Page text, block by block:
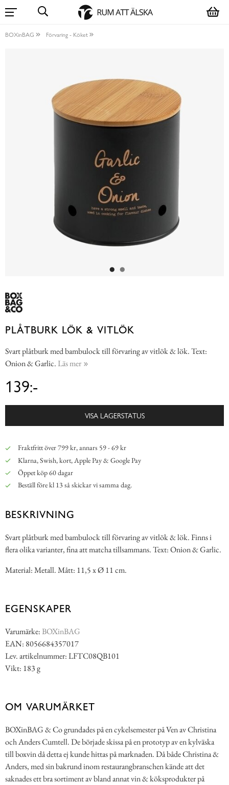
BOXinBAG Förvaring - Köket
PLÅTBURK LÖK & VITLÖK
Svart plåtburk med bambulock till förvaring av vitlök & lök. Text:
Onion & Garlic. Läs mer
139:-
VISA LAGERSTATUS
Fraktfritt över 799 kr, annars 59 - 69 kr
Klarna, Swish, kort, Apple Pay & Google Pay
Öppet köp 60 dagar
Beställ före kl 13 så skickar vi samma dag.
BESKRIVNING
Svart plåtburk med bambulock till förvaring av vitlök & lök. Finns i
flera olika varianter, fina att matcha tillsammans. Text: Onion & Garlic.
Material: Metall. Mått: 11,5 x Ø 11 cm.
EGENSKAPER
Varumärke:BOXinBAG
EAN: 8056684357017
Lev. artikelnummer: LFTC08QB101
Vikt: 183 g
OM VARUMÄRKET
BOXinBAG & Co grundades på en cykelsemester på Ven av Christina
och Anders Cumtell. De började skissa på en prototyp av en kylväska
till boxvin då detta ej kunde hittas på marknaden. Då både Christina &
Anders, med sin bakrund inom restaurangbranschen kände att det
saknades ett bra sortiment av bland annat vin & köksprodukter på